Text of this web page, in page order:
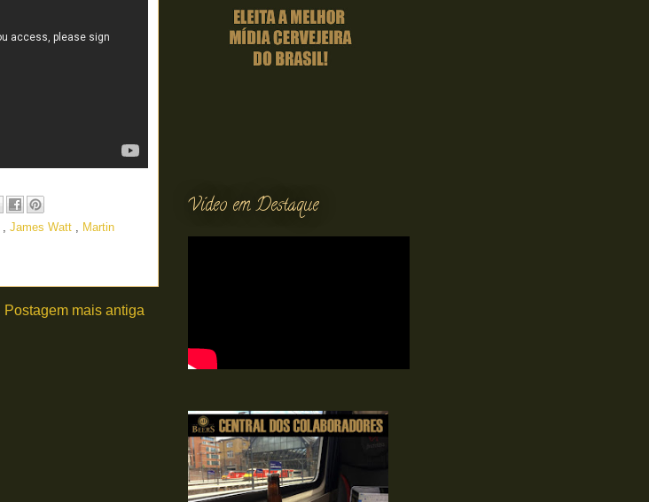
, James Watt , Martin
Postagem mais antiga
Vídeo em Destaque